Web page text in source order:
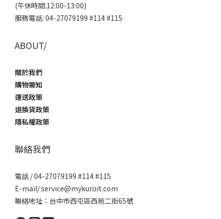
(午休時間:12:00-13:00)
服務電話: 04-27079199 #114 #115
ABOUT/
關於我們
購物需知
運送政策
退換貨政策
隱私權政策
聯絡我們
電話 / 04-27079199 #114 #115
E-mail/ service@mykuroit.com
聯絡地址：台中市西屯區西苑二街65號